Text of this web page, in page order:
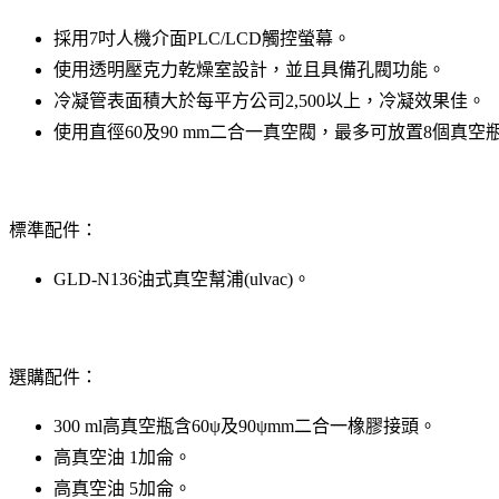
採用7吋人機介面PLC/LCD觸控螢幕。
使用透明壓克力乾燥室設計，並且具備孔閥功能。
冷凝管表面積大於每平方公司2,500以上，冷凝效果佳。
使用直徑60及90 mm二合一真空閥，最多可放置8個真空
標準配件：
GLD-N136油式真空幫浦(ulvac)。
選購配件：
300 ml高真空瓶含60ψ及90ψmm二合一橡膠接頭。
高真空油 1加侖。
高真空油 5加侖。